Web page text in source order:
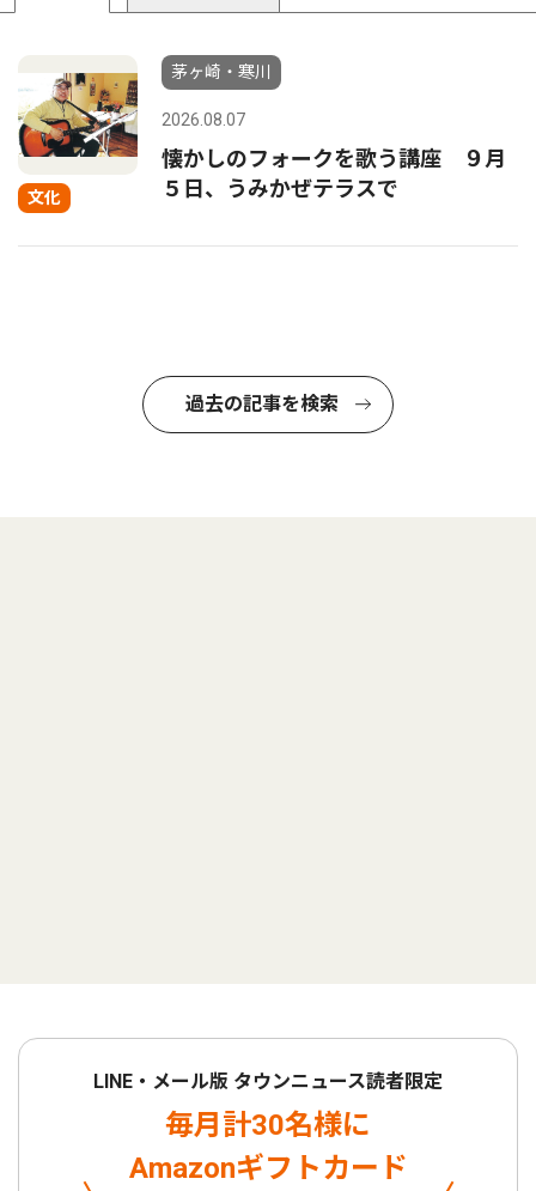
文化
茅ヶ崎・寒川
2026.08.07
懐かしのフォークを歌う講座 ９月
５日、うみかぜテラスで
過去の記事を検索
LINE・メール版 タウンニュース読者限定
毎月計30名様に
Amazonギフトカード